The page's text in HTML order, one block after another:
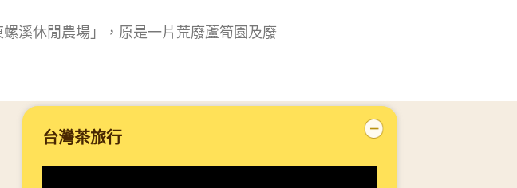
溪休閒農場」，原是一片荒廢蘆筍園及廢
台灣茶旅行